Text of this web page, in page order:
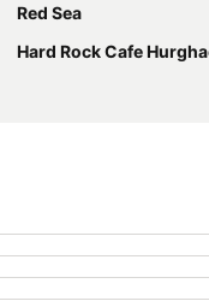
Red Sea
Hard Rock Cafe